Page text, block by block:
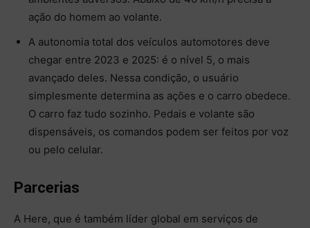
ação do homem ao volante.
A autonomia total dos veículos automotores deve
chegar entre 2023 e 2025: é o nível 5, o mais
avançado deles. Nessa condição, o usuário
simplesmente determina as ações e o carro obedece.
O carro faz tudo sozinho. Pedais e volante são
dispensáveis, os comandos podem ser feitos por voz
ou pelo celular.
Parcerias
A Here, que é também líder global em serviços de